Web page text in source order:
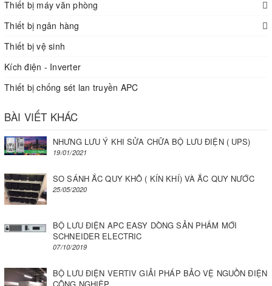
Thiết bị máy văn phòng
Thiết bị ngân hàng
Thiết bị vệ sinh
Kích điện - Inverter
Thiết bị chống sét lan truyền APC
BÀI VIẾT KHÁC
NHƯNG LƯU Ý KHI SỬA CHỮA BỘ LƯU ĐIỆN ( UPS)
19/01/2021
SO SÁNH ẮC QUY KHÔ ( KÍN KHÍ) VÀ ẮC QUY NƯỚC
25/05/2020
BỘ LƯU ĐIỆN APC EASY DÒNG SẢN PHẨM MỚI
SCHNEIDER ELECTRIC
07/10/2019
BỘ LƯU ĐIỆN VERTIV GIẢI PHÁP BẢO VỆ NGUỒN ĐIỆN